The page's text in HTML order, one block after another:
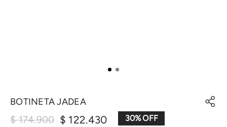
BOTINETA JADEA
$ 122.430
$ 174.900 30%